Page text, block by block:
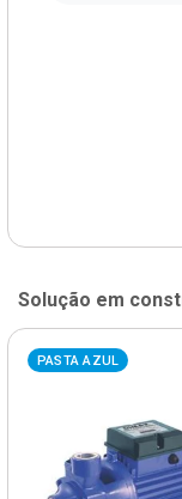
Solução em
PASTA AZUL